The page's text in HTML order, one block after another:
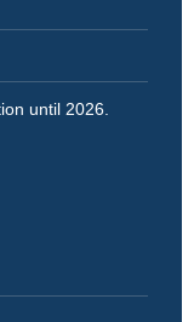
until 2026.